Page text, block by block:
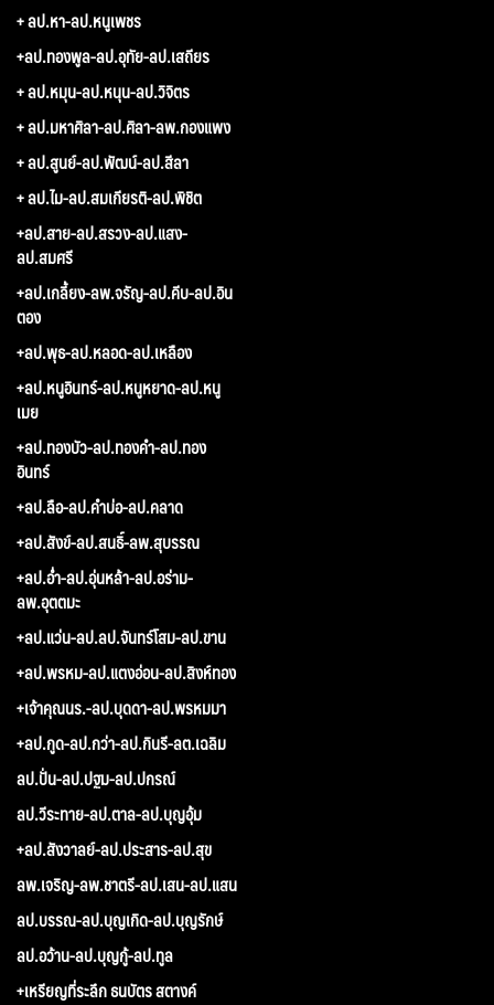
+ ลป.หา-ลป.หนูเพชร
+ลป.ทองพูล-ลป.อุทัย-ลป.เสถียร
+ ลป.หมุน-ลป.หนุน-ลป.วิจิตร
+ ลป.มหาศิลา-ลป.ศิลา-ลพ.กองแพง
+ ลป.สูนย์-ลป.พัฒน์-ลป.สีลา
+ ลป.ไม-ลป.สมเกียรติ-ลป.พิชิต
+ลป.สาย-ลป.สรวง-ลป.แสง-
ลป.สมศรี
+ลป.เกลี้ยง-ลพ.จรัญ-ลป.คีบ-ลป.อิน
ตอง
+ลป.พุธ-ลป.หลอด-ลป.เหลือง
+ลป.หนูอินทร์-ลป.หนูหยาด-ลป.หนู
เมย
+ลป.ทองบัว-ลป.ทองคำ-ลป.ทอง
อินทร์
+ลป.ลือ-ลป.คำบ่อ-ลป.คลาด
+ลป.สังข์-ลป.สนธิ์-ลพ.สุบรรณ
+ลป.อ่ำ-ลป.อุ่นหล้า-ลป.อร่าม-
ลพ.อุตตมะ
+ลป.แว่น-ลป.ลป.จันทร์โสม-ลป.ขาน
+ลป.พรหม-ลป.แตงอ่อน-ลป.สิงห์ทอง
+เจ้าคุณนร.-ลป.บุดดา-ลป.พรหมมา
+ลป.กูด-ลป.กว่า-ลป.กินรี-ลต.เฉลิม
ลป.ปั่น-ลป.ปฐม-ลป.ปกรณ์
ลป.วีระทาย-ลป.ตาล-ลป.บุญอุ้ม
+ลป.สังวาลย์-ลป.ประสาร-ลป.สุข
ลพ.เจริญ-ลพ.ชาตรี-ลป.เสน-ลป.แสน
ลป.บรรณ-ลป.บุญเกิด-ลป.บุญรักษ์
ลป.อว้าน-ลป.บุญกู้-ลป.ทูล
+เหรียญที่ระลึก ธนบัตร สตางค์